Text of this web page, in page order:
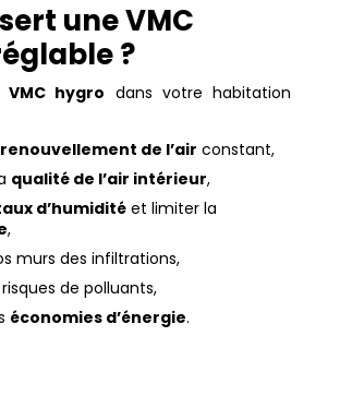
une VMC
?
VMC hygro dans votre habitation
renouvellement de l’air constant,
qualité de l’air intérieur,
d’humiditéet limiter la
,
murs des infiltrations,
de polluants,
économies d’énergie.